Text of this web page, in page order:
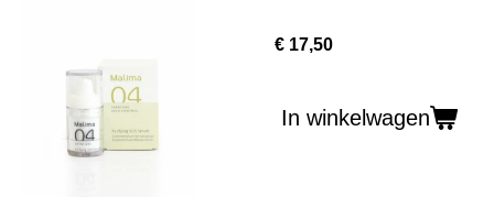
€ 17,50
In winkelwagen